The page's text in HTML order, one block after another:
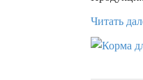
Читать